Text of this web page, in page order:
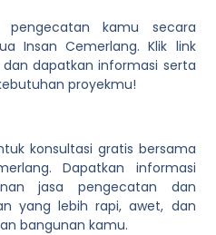
pengecatan kamu secara
Insan Cemerlang. Klik link
dapatkan informasi serta
proyekmu!
konsultasi gratis bersama
Dapatkan informasi
jasa pengecatan dan
yang lebih rapi, awet, dan
bangunan kamu.